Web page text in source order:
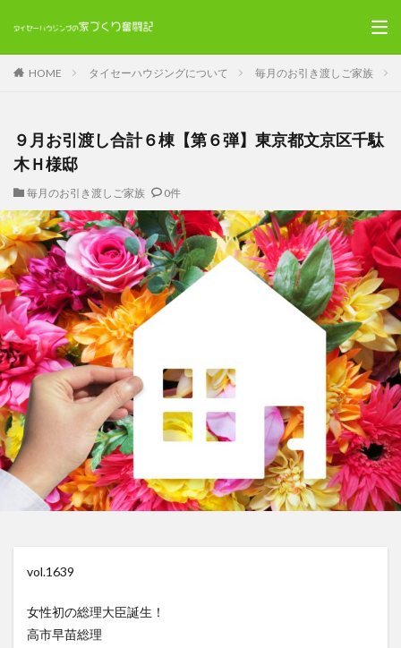
HOME タイセーハウジングについて 毎月のお引き渡しご家族
９月お引渡し合計６棟【第６弾】東京都文京区千駄
木Ｈ様邸
毎月のお引き渡しご家族 0件
vol.1639
女性初の総理大臣誕生！
高市早苗総理